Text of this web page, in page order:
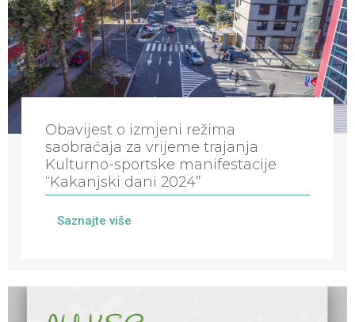
Obavijest o izmjeni režima
saobraćaja za vrijeme trajanja
Kulturno-sportske manifestacije
“Kakanjski dani 2024”
Saznajte više